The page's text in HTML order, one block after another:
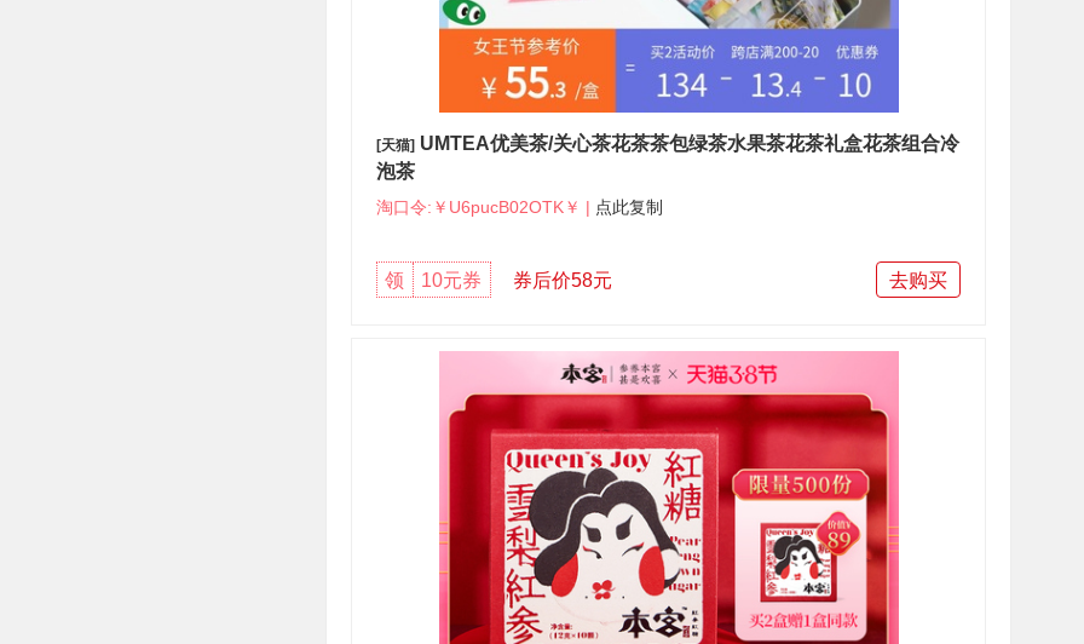
[天猫]UMTEA优美茶/关心茶花茶茶包绿茶水果茶花茶礼盒花茶组合冷
泡茶
淘口令:￥U6pucB02OTK￥ | 点此复制
领 10元券 券后价58元 去购买